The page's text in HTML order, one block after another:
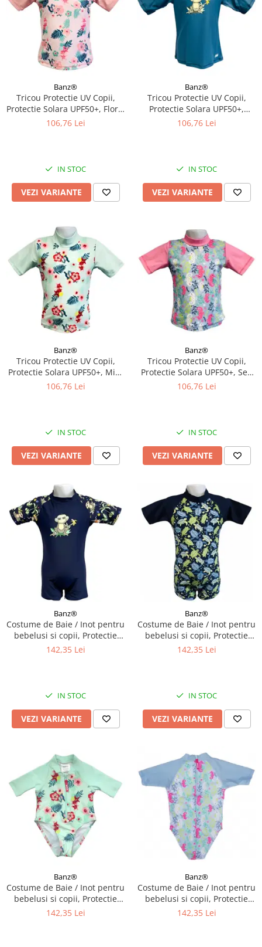
Banz®
Tricou Protectie UV Copii,
Protectie Solara UPF50+, Floral
Pink, Diverse marimi
106,76 Lei
IN STOC
VEZI VARIANTE
Banz®
Tricou Protectie UV Copii,
Protectie Solara UPF50+,
Petrol Jungle, Diverse marimi
106,76 Lei
IN STOC
VEZI VARIANTE
Banz®
Tricou Protectie UV Copii,
Protectie Solara UPF50+, Mint
Floral, Diverse marimi
106,76 Lei
IN STOC
VEZI VARIANTE
Banz®
Tricou Protectie UV Copii,
Protectie Solara UPF50+, Sea
Horse, Diverse marimi
106,76 Lei
IN STOC
VEZI VARIANTE
Banz®
Costume de Baie / Inot pentru
bebelusi si copii, Protectie
Soare UPF50+, Navy Jungle,
142,35 Lei
IN STOC
VEZI VARIANTE
Banz®
Costume de Baie / Inot pentru
bebelusi si copii, Protectie
Soare UPF50+, Turttle, Diverse
142,35 Lei
IN STOC
VEZI VARIANTE
Banz®
Costume de Baie / Inot pentru
bebelusi si copii, Protectie
Soare UPF50+, Mint Floral,
142,35 Lei
Banz®
Costume de Baie / Inot pentru
bebelusi si copii, Protectie
Soare UPF50+, Sea Horse,
142,35 Lei